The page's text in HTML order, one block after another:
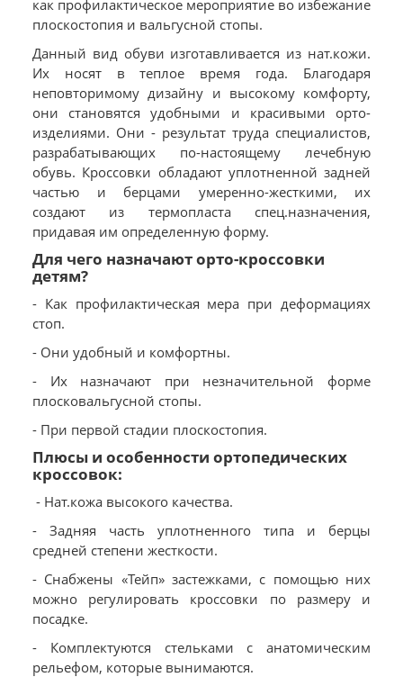
как профилактическое мероприятие во избежание
плоскостопия и вальгусной стопы.
Данный вид обуви изготавливается из нат.кожи.
Их носят в теплое время года. Благодаря
неповторимому дизайну и высокому комфорту,
они становятся удобными и красивыми орто-
изделиями. Они - результат труда специалистов,
разрабатывающих по-настоящему лечебную
обувь. Кроссовки обладают уплотненной задней
частью и берцами умеренно-жесткими, их
создают из термопласта спец.назначения,
придавая им определенную форму.
Для чего назначают орто-кроссовки
детям?
- Как профилактическая мера при деформациях
стоп.
- Они удобный и комфортны.
- Их назначают при незначительной форме
плосковальгусной стопы.
- При первой стадии плоскостопия.
Плюсы и особенности ортопедических
кроссовок:
- Нат.кожа высокого качества.
- Задняя часть уплотненного типа и берцы
средней степени жесткости.
- Снабжены «Тейп» застежками, с помощью них
можно регулировать кроссовки по размеру и
посадке.
- Комплектуются стельками с анатомическим
рельефом, которые вынимаются.